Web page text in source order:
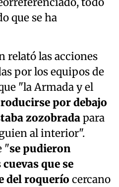
todo
que se ha
relató las acciones
por los equipos de
"la Armada y el
por debajo
zozobradapara
al interior".
"se pudieron
que se
del roquerío cercano